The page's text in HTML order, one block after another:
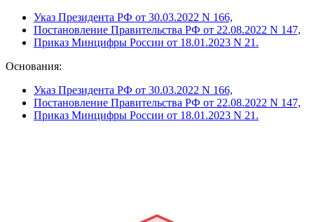
Указ Президента РФ от 30.03.2022 N 166,
Постановление Правительства РФ от 22.08.2022 N 147,
Приказ Минцифры России от 18.01.2023 N 21.
Основания:
Указ Президента РФ от 30.03.2022 N 166,
Постановление Правительства РФ от 22.08.2022 N 147,
Приказ Минцифры России от 18.01.2023 N 21.